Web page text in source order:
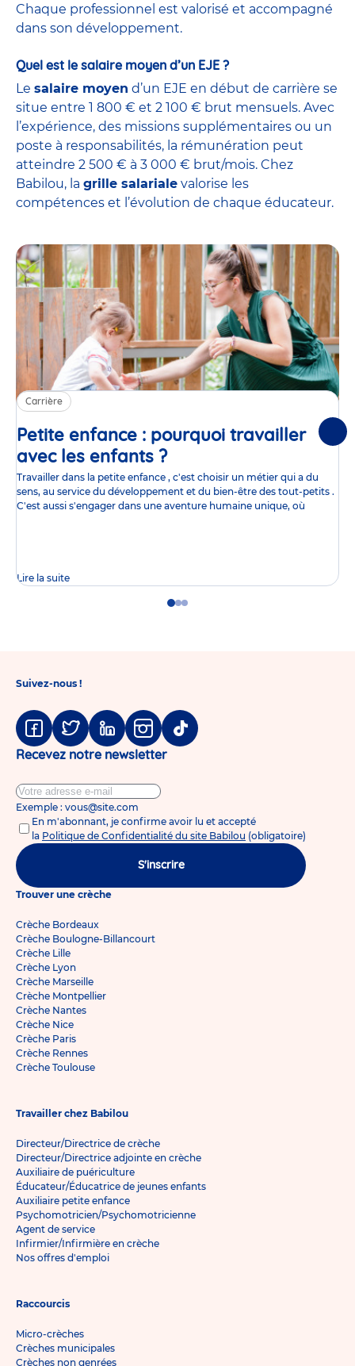
Chaque professionnel est valorisé et accompagné
dans son développement.
Quel est le salaire moyen d’un EJE ?
Le salaire moyen d’un EJE en début de carrière se
situe entre 1 800 € et 2 100 € brut mensuels. Avec
l’expérience, des missions supplémentaires ou un
poste à responsabilités, la rémunération peut
atteindre 2 500 € à 3 000 € brut/mois. Chez
Babilou, la grille salariale valorise les
compétences et l’évolution de chaque éducateur.
Carrière
Petite enfance : pourquoi travailler
avec les enfants ?Article
Travailler dans la petite enfance , c'est choisir un métier qui a du
sens, au service du développement et du bien-être des tout-petits .
C'est aussi s'engager dans une aventure humaine unique, où
Lire la suite
GoGoGo
Suivez-nous !
Facebook
TwitterLinkedinInstagram
Tiktok
Recevez notre newsletter
Exemple : vous@site.com
En m'abonnant, je confirme avoir lu et accepté
la Politique de Confidentialité du site Babilou (obligatoire)
S'inscrire
Trouver une crèche
Crèche Bordeaux
Crèche Boulogne-Billancourt
Crèche Lille
Crèche Lyon
Crèche Marseille
Crèche Montpellier
Crèche Nantes
Crèche Nice
Crèche Paris
Crèche Rennes
Crèche Toulouse
Travailler chez Babilou
Directeur/Directrice de crèche
Directeur/Directrice adjointe en crèche
Auxiliaire de puériculture
Éducateur/Éducatrice de jeunes enfants
Auxiliaire petite enfance
Psychomotricien/Psychomotricienne
Agent de service
Infirmier/Infirmière en crèche
Nos offres d'emploi
Raccourcis
Micro-crèches
Crèches municipales
Crèches non genrées